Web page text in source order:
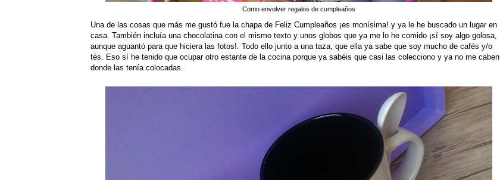
Como envolver regalos de cumpleaños
Una de las cosas que más me gustó fue la chapa de Feliz Cumpleaños ¡es monísima! y ya le he buscado un lugar en
casa. También incluía una chocolatina con el mismo texto y unos globos que ya me lo he comido ¡sí soy algo golosa,
aunque aguantó para que hiciera las fotos!. Todo ello junto a una taza, que ella ya sabe que soy mucho de cafés y/o
tés. Eso sí he tenido que ocupar otro estante de la cocina porque ya sabéis que casi las colecciono y ya no me caben
donde las tenía colocadas.